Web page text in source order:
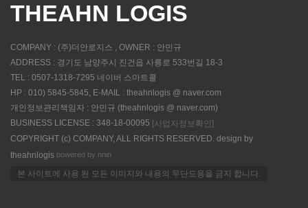
THEAHN LOGIS
COMPANY : (주)더안로지스 , OWNER : 안민규
ADDRESS : 경기도 남양주시 진건읍 사릉로 533번길 18-3
TEL : 0507-1318-7295 네이버 스마트콜
HP : 010) 5845-5845, E-MAIL : theahnlogis @ naver.com
개인정보관리책임자 : 안민규 (theahnlogis @ naver.com)
BUSINESS LICENSE : 348-18-00095 [사업자정보확인]
COPYRIGHT (c) COMPANY, ALL RIGHTS RESERVED. design by
theahnlogis powered by nnin
본 사이트에 사용 된 모든 이미지와 내용의 무단도용을 금지 합니다.